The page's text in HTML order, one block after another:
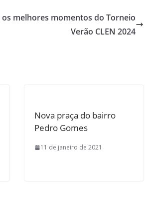
os melhores momentos do Torneio
Verão CLEN 2024
Nova praça do bairro
Pedro Gomes
11 de janeiro de 2021